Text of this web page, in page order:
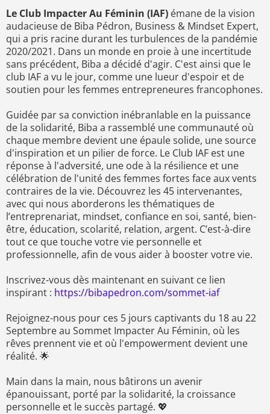
Le Club Impacter Au Féminin (IAF) émane de la vision
audacieuse de Biba Pédron, Business & Mindset Expert,
qui a pris racine durant les turbulences de la pandémie
2020/2021. Dans un monde en proie à une incertitude
sans précédent, Biba a décidé d'agir. C'est ainsi que le
club IAF a vu le jour, comme une lueur d'espoir et de
soutien pour les femmes entrepreneures francophones.
Guidée par sa conviction inébranlable en la puissance
de la solidarité, Biba a rassemblé une communauté où
chaque membre devient une épaule solide, une source
d'inspiration et un pilier de force. Le Club IAF est une
réponse à l'adversité, une ode à la résilience et une
célébration de l'unité des femmes fortes face aux vents
contraires de la vie. Découvrez les 45 intervenantes,
avec qui nous aborderons les thématiques de
l’entreprenariat, mindset, confiance en soi, santé, bien-
être, éducation, scolarité, relation, argent. C’est-à-dire
tout ce que touche votre vie personnelle et
professionnelle, afin de vous aider à booster votre vie.
Inscrivez-vous dès maintenant en suivant ce lien
inspirant : https://bibapedron.com/sommet-iaf
Rejoignez-nous pour ces 5 jours captivants du 18 au 22
Septembre au Sommet Impacter Au Féminin, où les
rêves prennent vie et où l'empowerment devient une
réalité. 🌟
Main dans la main, nous bâtirons un avenir
épanouissant, porté par la solidarité, la croissance
personnelle et le succès partagé. 💖